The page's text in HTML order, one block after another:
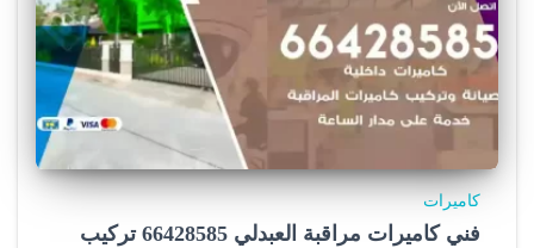
كاميرات
فني كاميرات مراقبة العبدلي 66428585 تركيب